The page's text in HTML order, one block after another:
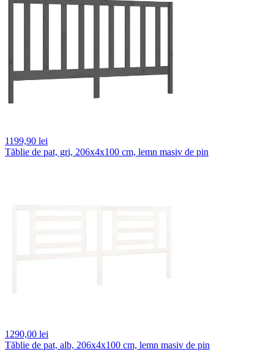
1199,90 lei
Tăblie de pat, gri, 206x4x100 cm, lemn masiv de pin
1290,00 lei
Tăblie de pat, alb, 206x4x100 cm, lemn masiv de pin